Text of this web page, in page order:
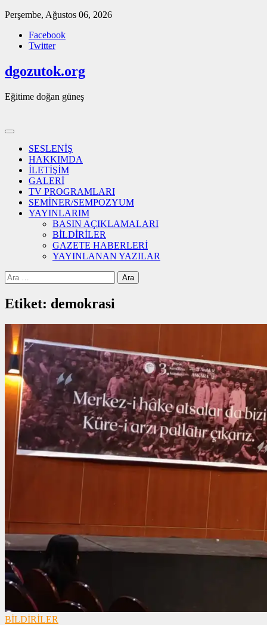
Skip
content
Perşembe, Ağustos 06, 2026
Facebook
Twitter
dgozutok.org
Eğitime doğan güneş
SESLENİŞ
HAKKIMDA
İLETİŞİM
GALERİ
TV PROGRAMLARI
SEMİNER/SEMPOZYUM
YAYINLARIM
BASIN AÇIKLAMALARI
BİLDİRİLER
GAZETE HABERLERİ
YAYINLANAN YAZILAR
Arama:
Etiket: demokrasi
BİLDİRİLER